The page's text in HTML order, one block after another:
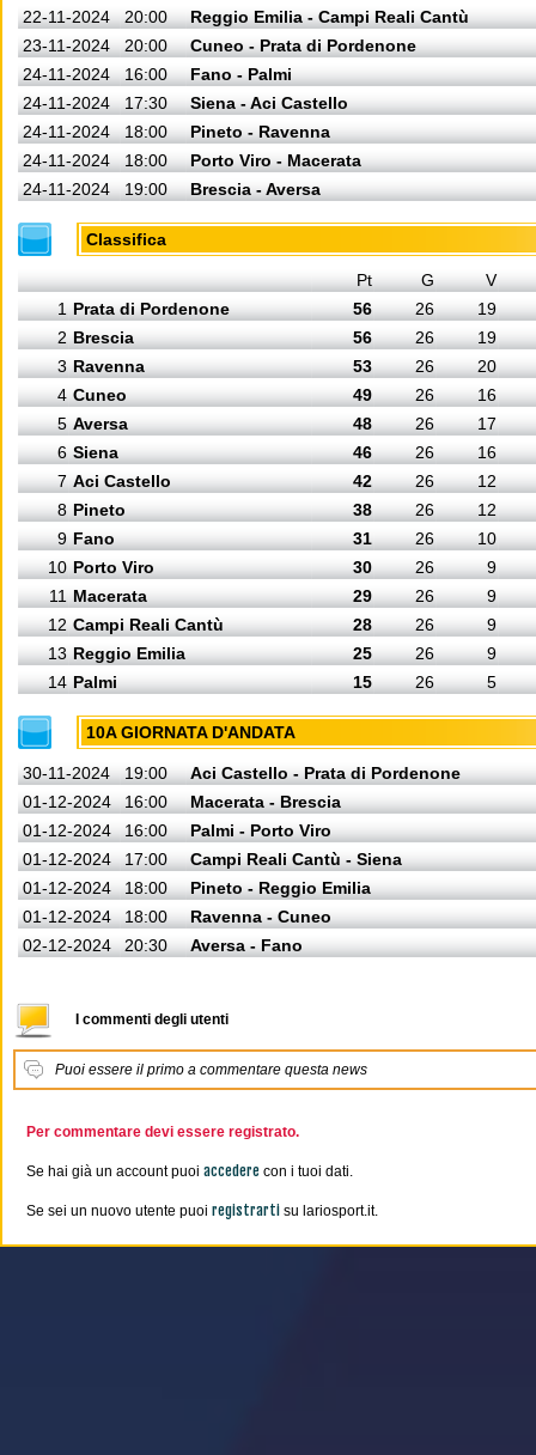
22-11-2024 20:00
Reggio Emilia - Campi Reali Cantù
23-11-2024
20:00
Cuneo - Prata di Pordenone
24-11-2024
16:00
Fano - Palmi
24-11-2024
17:30
Siena - Aci Castello
24-11-2024
18:00
Pineto - Ravenna
24-11-2024
18:00
Porto Viro - Macerata
24-11-2024
19:00 Brescia - Aversa
Classifica
Pt G
V
1 Prata di Pordenone 56 26
19
2 Brescia 56 26
19
3 Ravenna 53 26
20
4 Cuneo 49 26
16
5 Aversa 48 26
17
6 Siena 46 26
16
7 Aci Castello 42 26
12
8 Pineto 38 26
12
9 Fano 31 26
10
10 Porto Viro 30 26
9
11 Macerata 29 26
9
12 Campi Reali Cantù 28 26
9
13 Reggio Emilia 25 26
9
14 Palmi 15 26 5
10A GIORNATA D'ANDATA
30-11-2024 19:00
Aci Castello - Prata di Pordenone
01-12-2024
16:00
Macerata - Brescia
01-12-2024
16:00
Palmi - Porto Viro
01-12-2024
17:00
Campi Reali Cantù - Siena
01-12-2024
18:00
Pineto - Reggio Emilia
01-12-2024
18:00
Ravenna - Cuneo
02-12-2024
20:30 Aversa - Fano
I commenti degli utenti
Puoi essere il primo a commentare questa news
Per commentare devi essere registrato.
Se hai già un account puoi accedere con i tuoi dati.
Se sei un nuovo utente puoi registrarti su lariosport.it.